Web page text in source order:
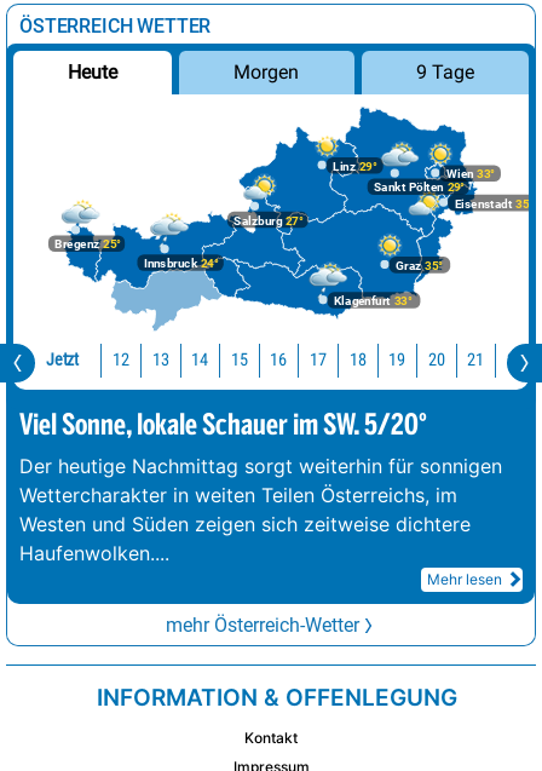
ÖSTERREICH WETTER
Heute Morgen 9 Tage
Bregenz25°
Graz35°
Innsbruck24°
Klagenfurt 33°
Linz29°
Salzburg27°
Wien 33°
Eisenstadt 35°
Sankt Pölten 29°
Jetzt 12 13 14 15 16 17 18 19 20 21 22
Viel Sonne, lokale Schauer im SW. 5/20°
Der heutige Nachmittag sorgt weiterhin für sonnigen
Wettercharakter in weiten Teilen Österreichs, im
Westen und Süden zeigen sich zeitweise dichtere
Haufenwolken....
Mehr lesen
mehr Österreich-Wetter
INFORMATION & OFFENLEGUNG
Kontakt
Impressum